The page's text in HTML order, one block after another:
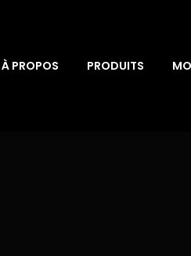
À PROPOS PRODUITS